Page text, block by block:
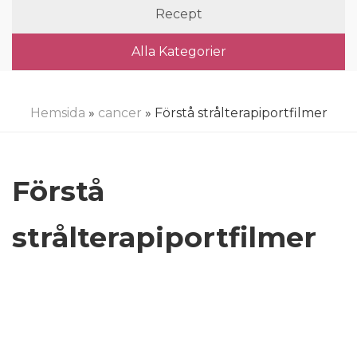
Recept
Alla Kategorier
Hemsida » cancer » Förstå strålterapiportfilmer
Förstå
strålterapiportfilmer